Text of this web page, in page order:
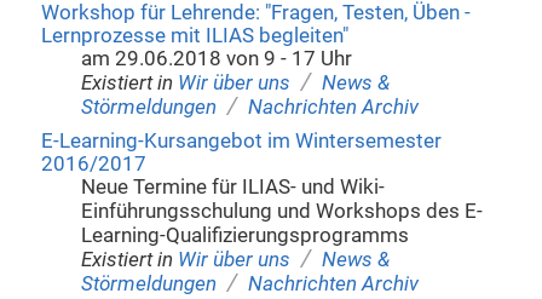
Workshop für Lehrende: "Fragen, Testen, Üben -
Lernprozesse mit ILIAS begleiten"
am 29.06.2018 von 9 - 17 Uhr
Existiert in Wir über uns / News &
Störmeldungen / Nachrichten Archiv
E-Learning-Kursangebot im Wintersemester
2016/2017
Neue Termine für ILIAS- und Wiki-
Einführungsschulung und Workshops des E-
Learning-Qualifizierungsprogramms
Existiert in Wir über uns / News &
Störmeldungen / Nachrichten Archiv